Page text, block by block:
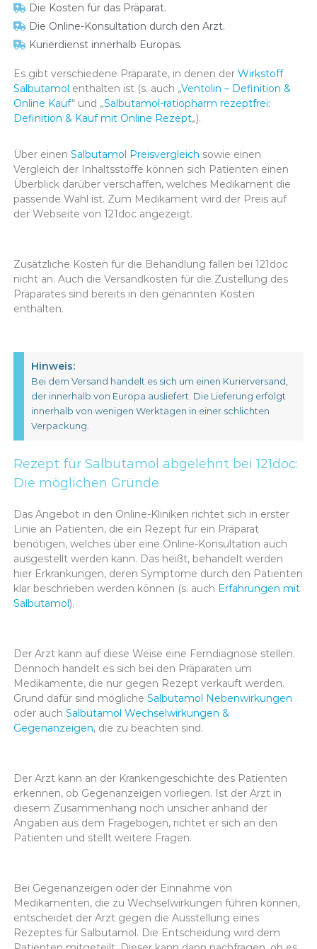
Die Kosten für das Präparat.
Die Online-Konsultation durch den Arzt.
Kurierdienst innerhalb Europas.
Es gibt verschiedene Präparate, in denen der Wirkstoff
Salbutamol enthalten ist (s. auch „Ventolin – Definition &
Online Kauf“ und „Salbutamol-ratiopharm rezeptfrei:
Definition & Kauf mit Online Rezept„).
Über einen Salbutamol Preisvergleich sowie einen
Vergleich der Inhaltsstoffe können sich Patienten einen
Überblick darüber verschaffen, welches Medikament die
passende Wahl ist. Zum Medikament wird der Preis auf
der Webseite von 121doc angezeigt.
Zusätzliche Kosten für die Behandlung fallen bei 121doc
nicht an. Auch die Versandkosten für die Zustellung des
Präparates sind bereits in den genannten Kosten
enthalten.
Hinweis:
Bei dem Versand handelt es sich um einen Kurierversand,
der innerhalb von Europa ausliefert. Die Lieferung erfolgt
innerhalb von wenigen Werktagen in einer schlichten
Verpackung.
Rezept für Salbutamol abgelehnt bei 121doc:
Die möglichen Gründe
Das Angebot in den Online-Kliniken richtet sich in erster
Linie an Patienten, die ein Rezept für ein Präparat
benötigen, welches über eine Online-Konsultation auch
ausgestellt werden kann. Das heißt, behandelt werden
hier Erkrankungen, deren Symptome durch den Patienten
klar beschrieben werden können (s. auch Erfahrungen mit
Salbutamol).
Der Arzt kann auf diese Weise eine Ferndiagnose stellen.
Dennoch handelt es sich bei den Präparaten um
Medikamente, die nur gegen Rezept verkauft werden.
Grund dafür sind mögliche Salbutamol Nebenwirkungen
oder auch Salbutamol Wechselwirkungen &
Gegenanzeigen, die zu beachten sind.
Der Arzt kann an der Krankengeschichte des Patienten
erkennen, ob Gegenanzeigen vorliegen. Ist der Arzt in
diesem Zusammenhang noch unsicher anhand der
Angaben aus dem Fragebogen, richtet er sich an den
Patienten und stellt weitere Fragen.
Bei Gegenanzeigen oder der Einnahme von
Medikamenten, die zu Wechselwirkungen führen können,
entscheidet der Arzt gegen die Ausstellung eines
Rezeptes für Salbutamol. Die Entscheidung wird dem